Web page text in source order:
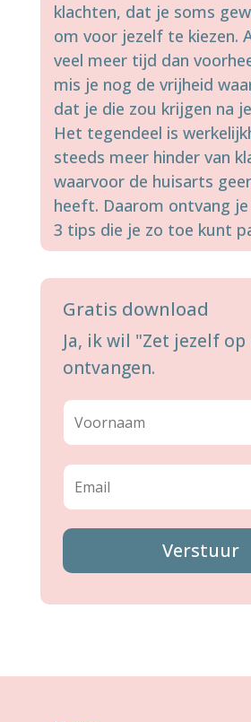
klachten, dat je soms
om voor jezelf te kiezen.
veel meer tijd dan
mis je nog de vrijheid
dat je die zou krijgen na
Het tegendeel is
steeds meer hinder van
waarvoor de huisarts
heeft. Daarom ontvang
3 tips die je zo toe kunt
Gratis download
Ja, ik wil "Zet jezelf op
ontvangen.
Verstuur